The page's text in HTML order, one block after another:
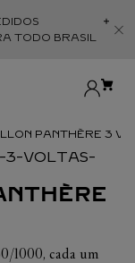
TODO BRASIL
PANTHÈRE 3
1000, cada um